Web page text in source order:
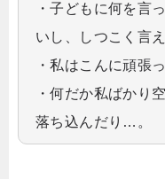
・子どもに何を言
いし、しつこく言
・私はこんに頑張
・何だか私ばかり
落ち込んだり…。